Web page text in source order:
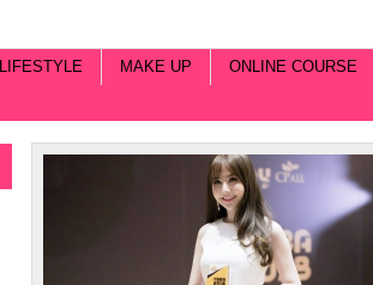
LIFESTYLE MAKE UP
ONLINE COURSE